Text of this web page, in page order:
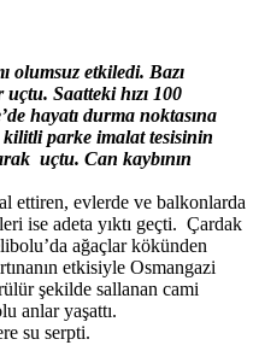
olumsuz etkiledi. Bazı
Saatteki hızı 100
hayatı durma noktasına
parke imalat tesisinin
uçtu. Can kaybının
ettiren, evlerde ve balkonlarda
ise adeta yıktı geçti. Çardak
ağaçlar kökünden
etkisiyle Osmangazi
şekilde sallanan cami
anlar yaşattı.
su serpti.